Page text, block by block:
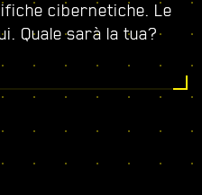
cibernetiche. Le
Quale sarà la tua?